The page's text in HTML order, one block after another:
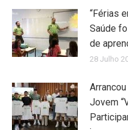
“Férias
Saúde
de
28 Julho
Jovem